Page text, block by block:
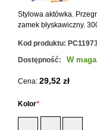
Stylowa aktówka.
zamek błyskawiczny.
Kod produktu:
Dostępność:
W
Cena: 29,52 zł
*
Kolor